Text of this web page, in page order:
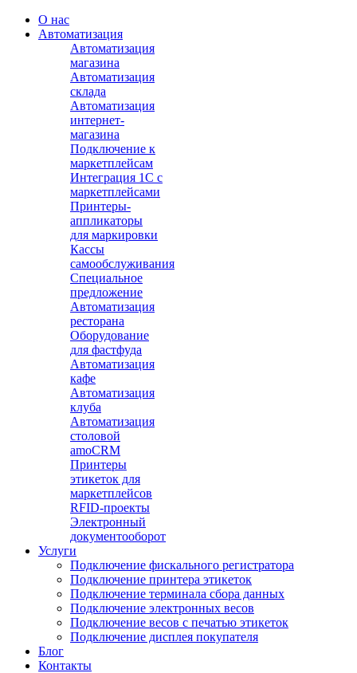
О нас
Автоматизация
Автоматизация
магазина
Автоматизация
склада
Автоматизация
интернет-
магазина
Подключение к
маркетплейсам
Интеграция 1С с
маркетплейсами
Принтеры-
аппликаторы
для маркировки
Кассы
самообслуживания
Специальное
предложение
Автоматизация
ресторана
Оборудование
для фастфуда
Автоматизация
кафе
Автоматизация
клуба
Автоматизация
столовой
amoCRM
Принтеры
этикеток для
маркетплейсов
RFID-проекты
Электронный
документооборот
Услуги
Подключение фискального регистратора
Подключение принтера этикеток
Подключение терминала сбора данных
Подключение электронных весов
Подключение весов с печатью этикеток
Подключение дисплея покупателя
Блог
Контакты